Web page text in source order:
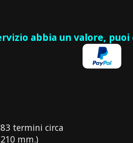
abbia un valore,
termini circa
mm.)